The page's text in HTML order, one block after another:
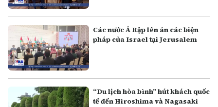
Các nước Ả Rập lên án các biện
pháp của Israel tại Jerusalem
“Du lịch hòa bình” hút khách quốc
tế đến Hiroshima và Nagasaki